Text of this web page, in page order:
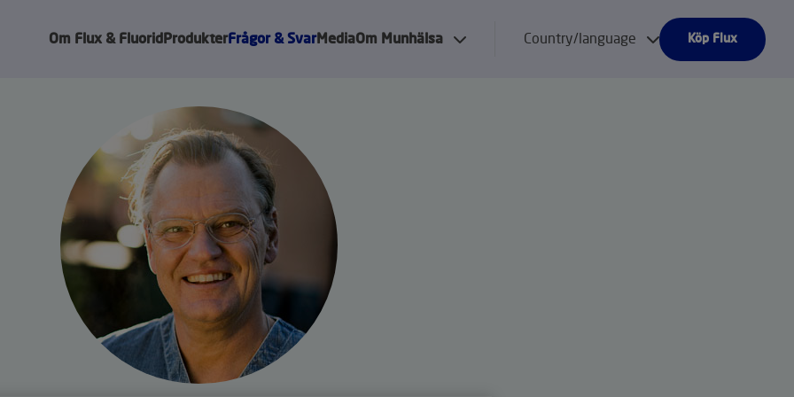
Om Flux & Fluorid ProdukterFrågor & SvarMediaOm Munhälsa Country/language Köp Flux